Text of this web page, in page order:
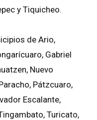
y Tiquicheo.
de Ario,
Gabriel
Nuevo
Pátzcuaro,
Escalante,
Turicato,